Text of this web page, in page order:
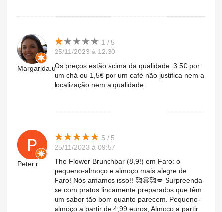
Margarida.u
★★★★★
★★★★★ 1 / 5
25/11/2023 à 12:30
Os preços estão acima da qualidade. 3 5€ por
um chá ou 1,5€ por um café não justifica nem a
localização nem a qualidade.
Peter.r
★★★★★
★★★★★ 5 / 5
25/11/2023 à 09:57
The Flower Brunchbar (8,9!) em Faro: o
pequeno-almoço e almoço mais alegre de
Faro! Nós amamos isso!! 🥰😀🥰💋 Surpreenda-
se com pratos lindamente preparados que têm
um sabor tão bom quanto parecem. Pequeno-
almoço a partir de 4,99 euros, Almoço a partir